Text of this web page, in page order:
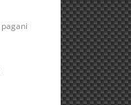
pagani